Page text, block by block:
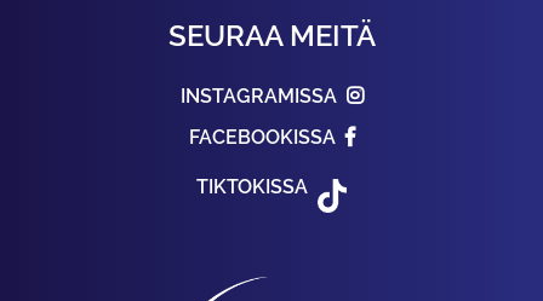
SEURAA MEITÄ
INSTAGRAMISSA
FACEBOOKISSA
TIKTOKISSA